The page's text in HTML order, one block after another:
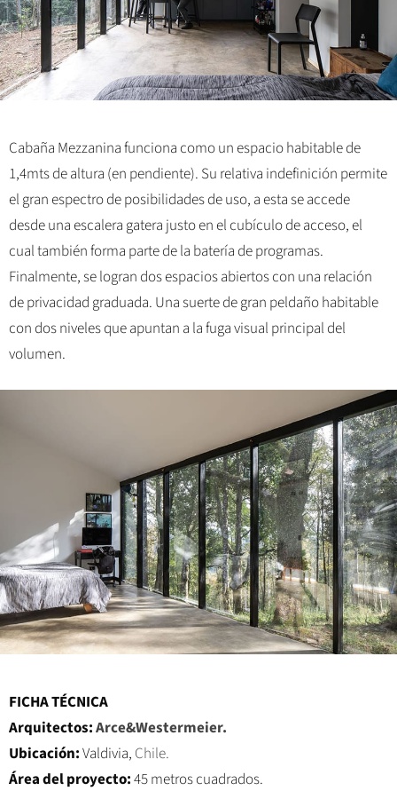
Cabaña Mezzanina funciona como un espacio habitable de
1,4mts de altura (en pendiente). Su relativa indefinición permite
el gran espectro de posibilidades de uso, a esta se accede
desde una escalera gatera justo en el cubículo de acceso, el
cual también forma parte de la batería de programas.
Finalmente, se logran dos espacios abiertos con una relación
de privacidad graduada. Una suerte de gran peldaño habitable
con dos niveles que apuntan a la fuga visual principal del
volumen.
FICHA TÉCNICA
Arquitectos:Arce&Westermeier.
Ubicación:Valdivia, Chile.
Área del proyecto:45 metros cuadrados.